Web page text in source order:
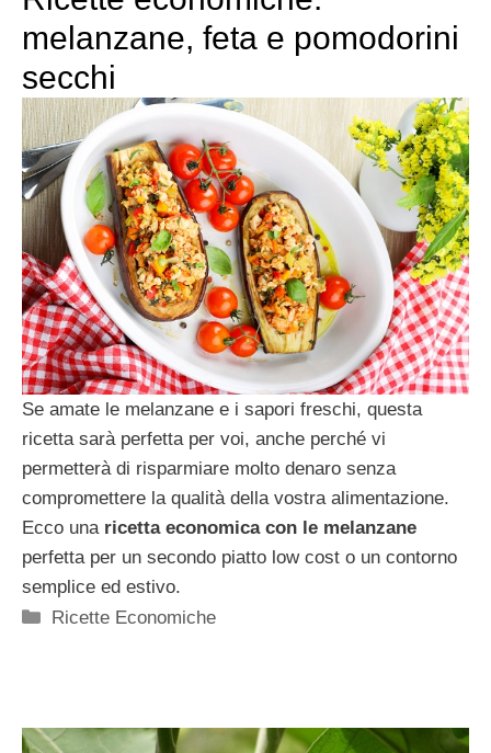
melanzane, feta e pomodorini
secchi
Se amate le melanzane e i sapori freschi, questa
ricetta sarà perfetta per voi, anche perché vi
permetterà di risparmiare molto denaro senza
compromettere la qualità della vostra alimentazione.
Ecco una ricetta economica con le melanzane
perfetta per un secondo piatto low cost o un contorno
semplice ed estivo.
Categorie
Ricette Economiche